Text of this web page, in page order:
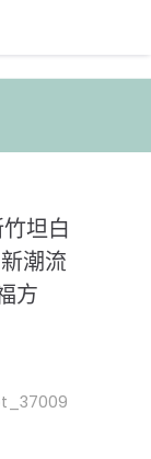
坦白
潮流
方